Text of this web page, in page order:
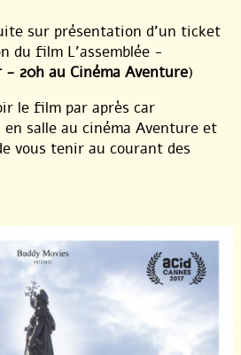
sur présentation d’un ticket
du film L’assemblée -
20h au Cinéma Aventure)
le film par après car
en salle au cinéma Aventure et
vous tenir au courant des